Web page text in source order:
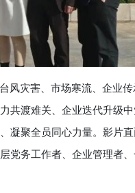
灾害、市场寒流、企业传
共渡难关、企业迭代升级
凝聚全员同心力量。影片
党务工作者、企业管理者